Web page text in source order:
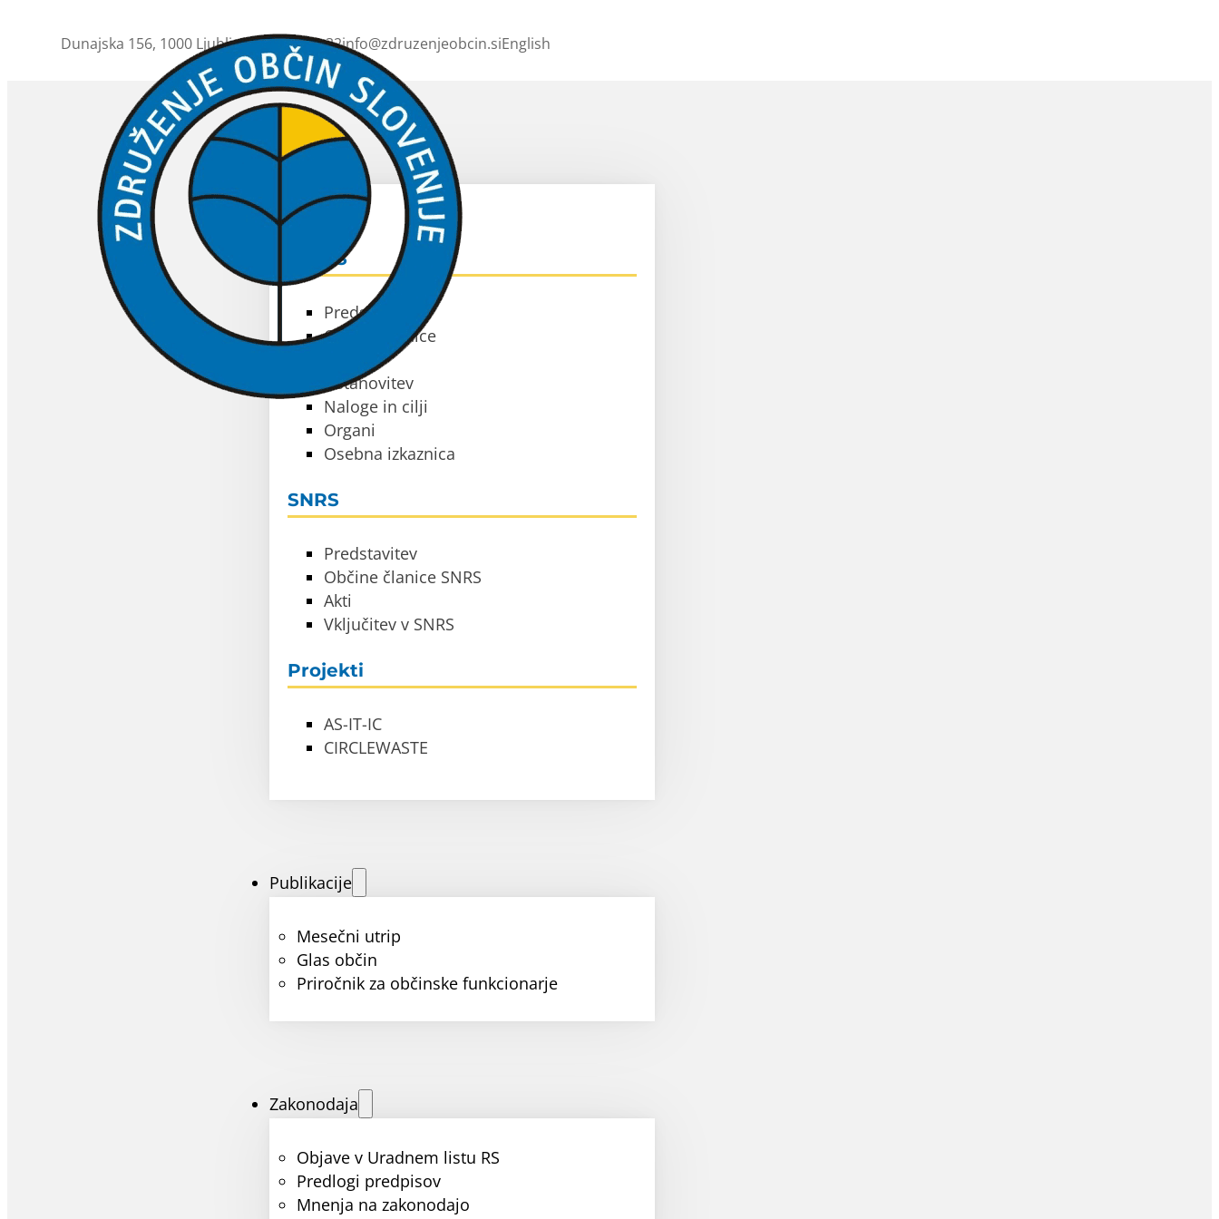
Dunajska 156, 1000 Ljubljana01 230 63 32info@zdruzenjeobcin.siEnglish
ZOS
O ZOS
Predstavitev
Občine članice
Ustanovitev
Naloge in cilji
Organi
Osebna izkaznica
SNRS
Predstavitev
Občine članice SNRS
Akti
Vključitev v SNRS
Projekti
AS-IT-IC
CIRCLEWASTE
Publikacije
Mesečni utrip
Glas občin
Priročnik za občinske funkcionarje
Zakonodaja
Objave v Uradnem listu RS
Predlogi predpisov
Mnenja na zakonodajo